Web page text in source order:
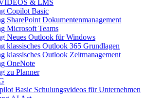
& LMS
Copilot Basic
SharePoint Dokumentenmanagement
Microsoft Teams
Neues Outlook für Windows
klassisches Outlook 365 Grundlagen
klassisches Outlook Zeitmanagement
OneNote
zu Planner
Basic Schulungsvideos für Unternehmen